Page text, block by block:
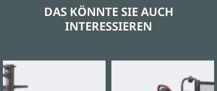
DAS KÖNNTE SIE AUCH
INTERESSIEREN